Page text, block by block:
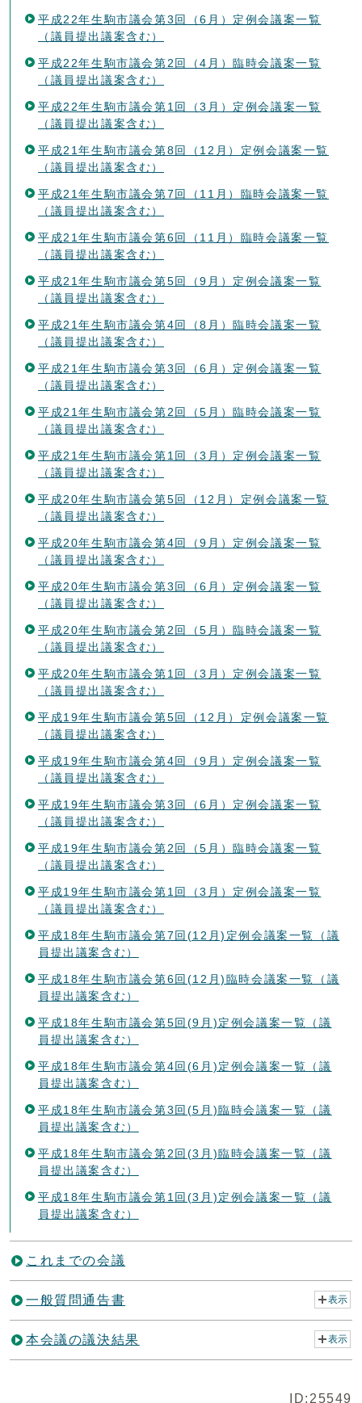
平成22年生駒市議会第3回（6月）定例会議案一覧
（議員提出議案含む）
平成22年生駒市議会第2回（4月）臨時会議案一覧
（議員提出議案含む）
平成22年生駒市議会第1回（3月）定例会議案一覧
（議員提出議案含む）
平成21年生駒市議会第8回（12月）定例会議案一覧
（議員提出議案含む）
平成21年生駒市議会第7回（11月）臨時会議案一覧
（議員提出議案含む）
平成21年生駒市議会第6回（11月）臨時会議案一覧
（議員提出議案含む）
平成21年生駒市議会第5回（9月）定例会議案一覧
（議員提出議案含む）
平成21年生駒市議会第4回（8月）臨時会議案一覧
（議員提出議案含む）
平成21年生駒市議会第3回（6月）定例会議案一覧
（議員提出議案含む）
平成21年生駒市議会第2回（5月）臨時会議案一覧
（議員提出議案含む）
平成21年生駒市議会第1回（3月）定例会議案一覧
（議員提出議案含む）
平成20年生駒市議会第5回（12月）定例会議案一覧
（議員提出議案含む）
平成20年生駒市議会第4回（9月）定例会議案一覧
（議員提出議案含む）
平成20年生駒市議会第3回（6月）定例会議案一覧
（議員提出議案含む）
平成20年生駒市議会第2回（5月）臨時会議案一覧
（議員提出議案含む）
平成20年生駒市議会第1回（3月）定例会議案一覧
（議員提出議案含む）
平成19年生駒市議会第5回（12月）定例会議案一覧
（議員提出議案含む）
平成19年生駒市議会第4回（9月）定例会議案一覧
（議員提出議案含む）
平成19年生駒市議会第3回（6月）定例会議案一覧
（議員提出議案含む）
平成19年生駒市議会第2回（5月）臨時会議案一覧
（議員提出議案含む）
平成19年生駒市議会第1回（3月）定例会議案一覧
（議員提出議案含む）
平成18年生駒市議会第7回(12月)定例会議案一覧（議
員提出議案含む）
平成18年生駒市議会第6回(12月)臨時会議案一覧（議
員提出議案含む）
平成18年生駒市議会第5回(9月)定例会議案一覧（議
員提出議案含む）
平成18年生駒市議会第4回(6月)定例会議案一覧（議
員提出議案含む）
平成18年生駒市議会第3回(5月)臨時会議案一覧（議
員提出議案含む）
平成18年生駒市議会第2回(3月)臨時会議案一覧（議
員提出議案含む）
平成18年生駒市議会第1回(3月)定例会議案一覧（議
員提出議案含む）
これまでの会議
一般質問通告書 表示
本会議の議決結果 表示
ID:25549